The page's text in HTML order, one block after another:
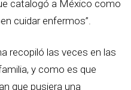
catalogó a México como
cuidar enfermos”.
recopiló las veces en las
y como es que
que pusiera una